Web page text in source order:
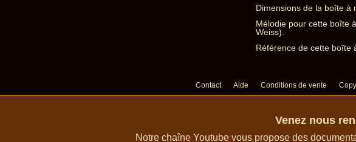
Dimensions de la boîte à
Mélodie pour cette boîte
Weiss).
Référence de cette boîte
Contact Aide Conditions de vente
Venez nous
Notre chaîne Youtube vous propose des